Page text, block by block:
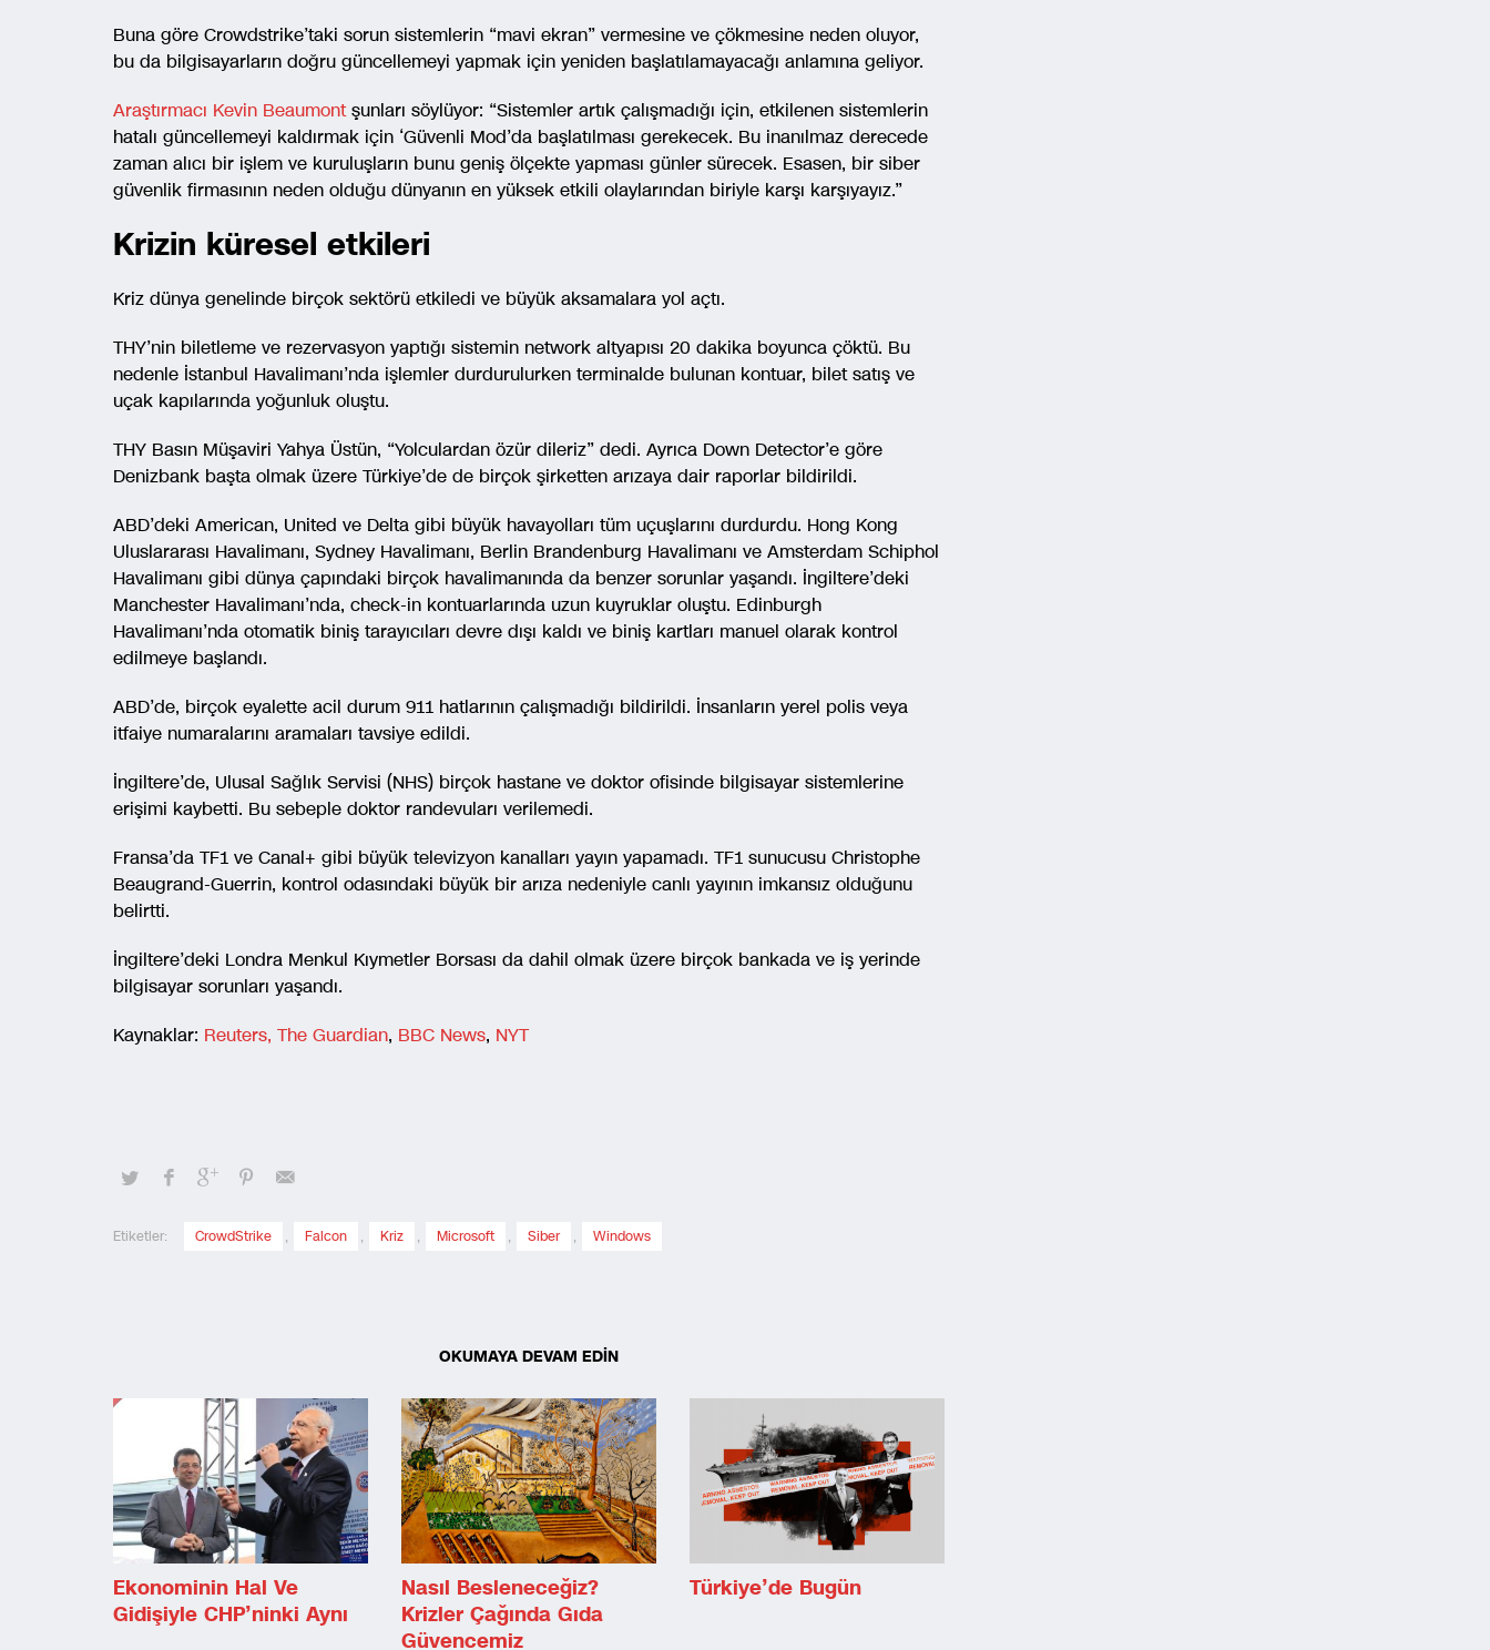
Buna göre Crowdstrike’taki sorun sistemlerin “mavi ekran” vermesine ve çökmesine neden oluyor,
bu da bilgisayarların doğru güncellemeyi yapmak için yeniden başlatılamayacağı anlamına geliyor.
Araştırmacı Kevin Beaumontşunları söylüyor: “Sistemler artık çalışmadığı için, etkilenen sistemlerin
hatalı güncellemeyi kaldırmak için ‘Güvenli Mod’da başlatılması gerekecek. Bu inanılmaz derecede
zaman alıcı bir işlem ve kuruluşların bunu geniş ölçekte yapması günler sürecek. Esasen, bir siber
güvenlik firmasının neden olduğu dünyanın en yüksek etkili olaylarından biriyle karşı karşıyayız.”
Krizin küresel etkileri
Kriz dünya genelinde birçok sektörü etkiledi ve büyük aksamalara yol açtı.
THY’nin biletleme ve rezervasyon yaptığı sistemin network altyapısı 20 dakika boyunca çöktü. Bu
nedenle İstanbul Havalimanı’nda işlemler durdurulurken terminalde bulunan kontuar, bilet satış ve
uçak kapılarında yoğunluk oluştu.
THY Basın Müşaviri Yahya Üstün, “Yolculardan özür dileriz” dedi. Ayrıca Down Detector’e göre
Denizbank başta olmak üzere Türkiye’de de birçok şirketten arızaya dair raporlar bildirildi.
ABD’deki American, United ve Delta gibi büyük havayolları tüm uçuşlarını durdurdu. Hong Kong
Uluslararası Havalimanı, Sydney Havalimanı, Berlin Brandenburg Havalimanı ve Amsterdam Schiphol
Havalimanı gibi dünya çapındaki birçok havalimanında da benzer sorunlar yaşandı. İngiltere’deki
Manchester Havalimanı’nda, check-in kontuarlarında uzun kuyruklar oluştu. Edinburgh
Havalimanı’nda otomatik biniş tarayıcıları devre dışı kaldı ve biniş kartları manuel olarak kontrol
edilmeye başlandı.
ABD’de, birçok eyalette acil durum 911 hatlarının çalışmadığı bildirildi. İnsanların yerel polis veya
itfaiye numaralarını aramaları tavsiye edildi.
İngiltere’de, Ulusal Sağlık Servisi (NHS) birçok hastane ve doktor ofisinde bilgisayar sistemlerine
erişimi kaybetti. Bu sebeple doktor randevuları verilemedi.
Fransa’da TF1 ve Canal+ gibi büyük televizyon kanalları yayın yapamadı. TF1 sunucusu Christophe
Beaugrand-Guerrin, kontrol odasındaki büyük bir arıza nedeniyle canlı yayının imkansız olduğunu
belirtti.
İngiltere’deki Londra Menkul Kıymetler Borsası da dahil olmak üzere birçok bankada ve iş yerinde
bilgisayar sorunları yaşandı.
Kaynaklar: Reuters, The Guardian, BBC News, NYT
Etiketler: CrowdStrike , Falcon , Kriz , Microsoft , Siber , Windows
OKUMAYA DEVAM EDİN
Ekonominin Hal Ve
Gidişiyle CHP’ninki Aynı
Nasıl Besleneceğiz?
Krizler Çağında Gıda
Güvencemiz
Türkiye’de Bugün